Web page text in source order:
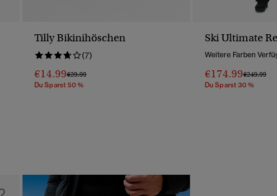
Tilly Bikinihöschen
(7)
€14.99Preis Wurde Reduziert Von
€29.99Bis
Du Sparst 50 %
Ski Ultimate
Weitere Farben
€174.99Preis
€249.99Bis
Du Sparst 30 %